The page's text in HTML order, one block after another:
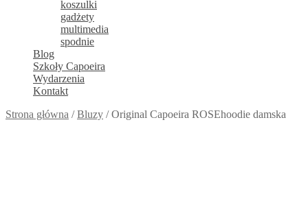
koszulki
gadżety
multimedia
spodnie
Blog
Szkoły Capoeira
Wydarzenia
Kontakt
Strona główna /Bluzy /Original Capoeira ROSEhoodie damska